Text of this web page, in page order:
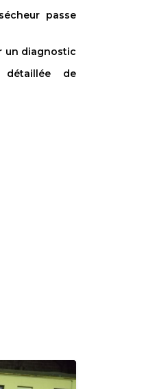
passe
un diagnostic
de